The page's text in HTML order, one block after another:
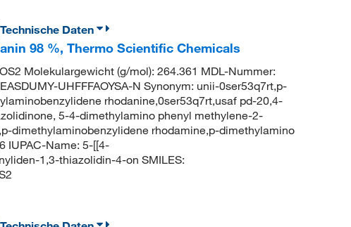
Technische Daten
98 %, Thermo Scientific Chemicals
Molekulargewicht (g/mol): 264.361 MDL-Nummer:
UHFFFAOYSA-N Synonym: unii-0ser53q7rt,p-
rhodanine,0ser53q7rt,usaf pd-20,4-
5-4-dimethylamino phenyl methylene-2-
dimethylaminobenzylidene rhodamine,p-dimethylamino
IUPAC-Name: 5-[[4-
1,3-thiazolidin-4-on SMILES: